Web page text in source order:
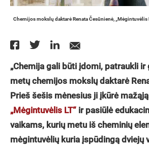
Chemijos mokslų daktarė Renata Česūnienė,
„Chemija gali būti įdomi, patraukli ir
metų chemijos mokslų daktarė
Prieš šešis mėnesius ji įkūrė
„Mėgintuvėlis LT“ ir pasiūlė
vaikams, kurių metu iš cheminių
mėgintuvėlių kuria įspūdingą dviejų